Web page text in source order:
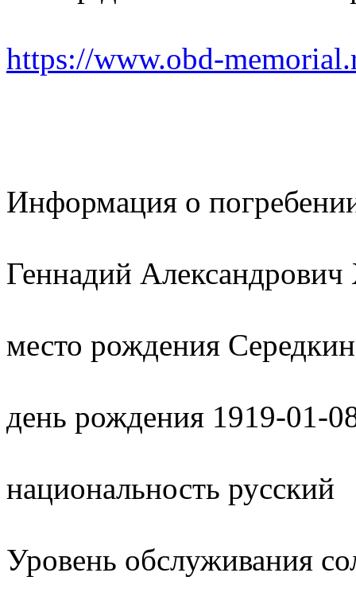
https://www.obd-
Информация о
Геннадий Александрович
место рождения
день рождения 1919-01-
национальность русский
Уровень обслуживания